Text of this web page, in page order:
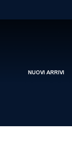
NUOVI ARRIVI